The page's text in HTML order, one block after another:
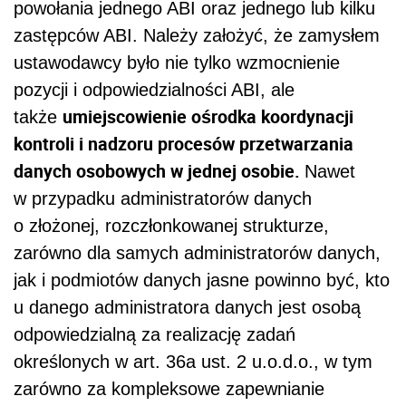
powołania jednego ABI oraz jednego lub kilku
zastępców ABI. Należy założyć, że zamysłem
ustawodawcy było nie tylko wzmocnienie
pozycji i odpowiedzialności ABI, ale
także umiejscowienie ośrodka koordynacji
kontroli i nadzoru procesów przetwarzania
danych osobowych w jednej osobie. Nawet
w przypadku administratorów danych
o złożonej, rozczłonkowanej strukturze,
zarówno dla samych administratorów danych,
jak i podmiotów danych jasne powinno być, kto
u danego administratora danych jest osobą
odpowiedzialną za realizację zadań
określonych w art. 36a ust. 2 u.o.d.o., w tym
zarówno za kompleksowe zapewnianie